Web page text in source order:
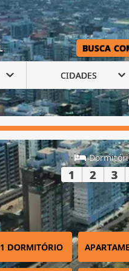
BUSCA
CIDADES
1 2 3
DORMITÓRIO